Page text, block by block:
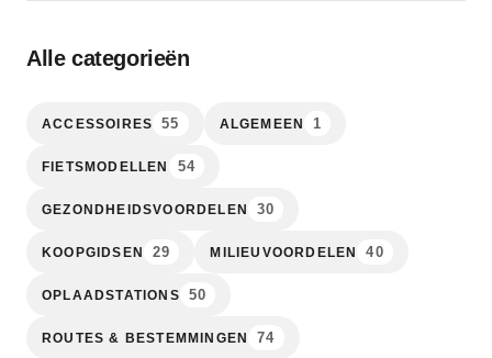
Alle categorieën
ACCESSOIRES 55 ALGEMEEN 1
FIETSMODELLEN 54
GEZONDHEIDSVOORDELEN 30
KOOPGIDSEN 29 MILIEUVOORDELEN 40
OPLAADSTATIONS 50
ROUTES & BESTEMMINGEN 74